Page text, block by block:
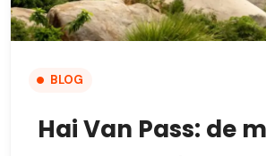
BLOG
Hai Van Pass: de